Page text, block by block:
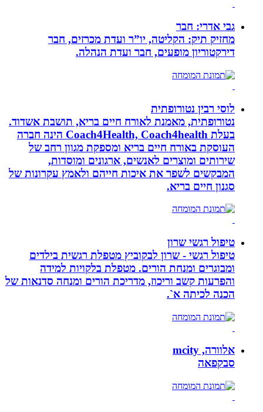
גבי אדרי: חבר
מחזיק תיק: הקליטה, יו”ר ועדת מכרזים, חבר
דירקטוריון מופעים, חבר ועדת הנהלה.
לוסי רבין נטורופתית
נטורופתית, מאמנת לאורח חיים בריא, תושבת אשדוד.
בעלת Coach4Health, Coach4health הינה חברה
העוסקת באורח חיים בריא ומספקת מגוון רחב של
שירותים ומוצרים לאנשים, ארגונים ומוסדות,
המבקשים לשפר את איכות חייהם ולאמץ עקרונות של
סגנון חיים בריא.
טיפול רגשי שרון
טיפול רגשי - שרון לבקוביץ מטפלת רגשית בילדים
ומבוגרים ומנחת הורים. מטפלת בלקויות למידה
והפרעות קשב וריכוז, מדריכת הורים ומנחה סדנאות של
הכנה לכיתה א`.
אלוורה, mcity
סבקפאה